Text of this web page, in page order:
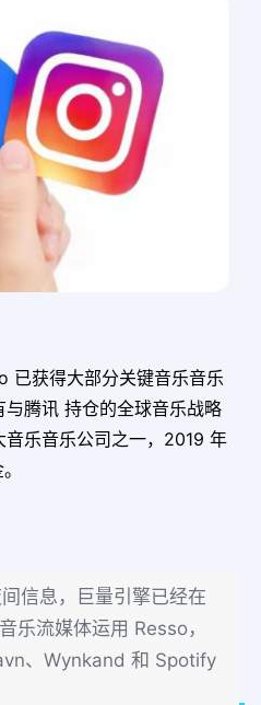
已获得大部分关键音乐音乐
腾讯 持仓的全球音乐战略
音乐音乐公司之一，2019 年
信息，巨量引擎已经在
乐流媒体运用 Resso，
、Wynkand 和 Spotify